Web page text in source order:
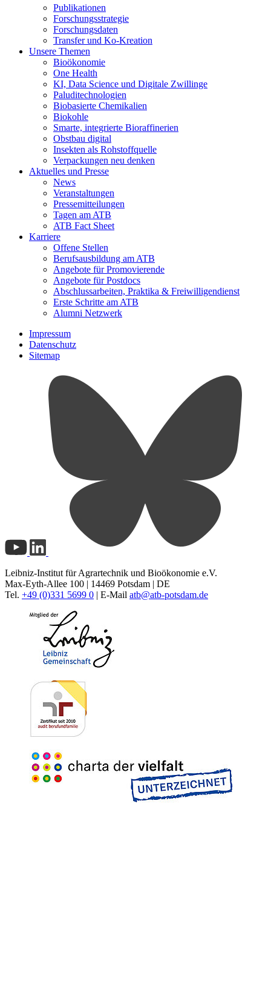
Publikationen
Forschungsstrategie
Forschungsdaten
Transfer und Ko-Kreation
Unsere Themen
Bioökonomie
One Health
KI, Data Science und Digitale Zwillinge
Paluditechnologien
Biobasierte Chemikalien
Biokohle
Smarte, integrierte Bioraffinerien
Obstbau digital
Insekten als Rohstoffquelle
Verpackungen neu denken
Aktuelles und Presse
News
Veranstaltungen
Pressemitteilungen
Tagen am ATB
ATB Fact Sheet
Karriere
Offene Stellen
Berufsausbildung am ATB
Angebote für Promovierende
Angebote für Postdocs
Abschlussarbeiten, Praktika & Freiwilligendienst
Erste Schritte am ATB
Alumni Netzwerk
Impressum
Datenschutz
Sitemap
Leibniz-Institut für Agrartechnik und Bioökonomie e.V.
Max-Eyth-Allee 100 | 14469 Potsdam | DE
Tel. +49 (0)331 5699 0 | E-Mail atb@atb-potsdam.de